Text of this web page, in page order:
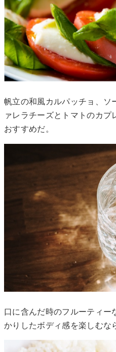
帆立の和風カルパッチョ、ソ
ァレラチーズとトマトのカプ
おすすめだ。
口に含んだ時のフルーティー
かりしたボディ感を楽しむな